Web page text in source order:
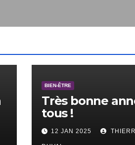
BIEN-ÊTRE
Très bonne
tous !
12 JAN 2025